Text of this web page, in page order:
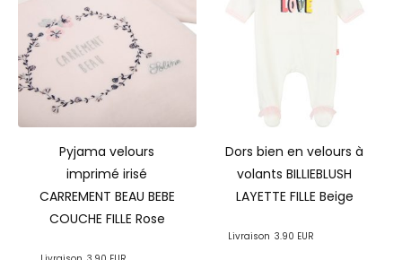
Pyjama velours
imprimé irisé
CARREMENT BEAU BEBE
COUCHE FILLE Rose
Dors bien en velours à
volants BILLIEBLUSH
LAYETTE FILLE Beige
Livraison 3.90 EUR